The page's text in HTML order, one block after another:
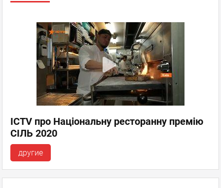
ICTV про Національну ресторанну премію
СІЛЬ 2020
другие